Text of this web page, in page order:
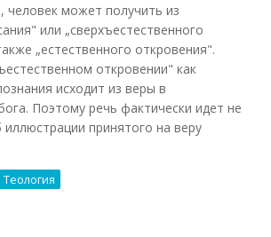
человек может получить из
или „сверхъестественного
„естественного откровения".
откровении" как
исходит из веры в
Поэтому речь фактически идет не
принятого на веру
Теология